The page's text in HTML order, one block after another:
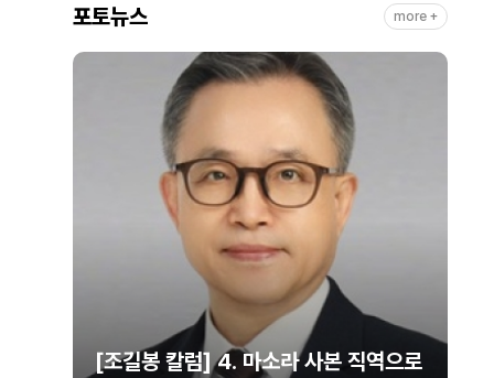
포토뉴스 more +
[조길봉 칼럼] 4. 마소라 사본 직역으로